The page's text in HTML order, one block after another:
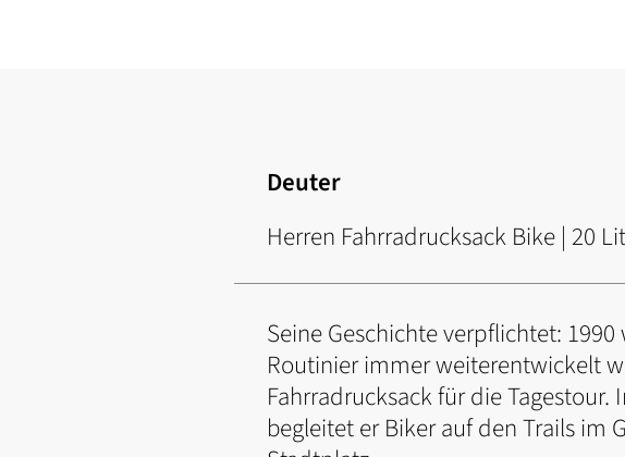
Deuter
Herren Fahrradrucksack Bike | 20
Seine Geschichte verpflichtet:
Routinier immer weiterentwickelt
Fahrradrucksack für die
begleitet er Biker auf den Trails im